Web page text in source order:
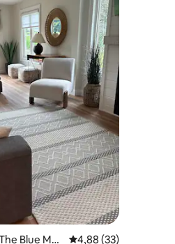
118 commentaires : 4,84 sur 5
Blue Mo
Évaluation moyenne
4,88 (33)